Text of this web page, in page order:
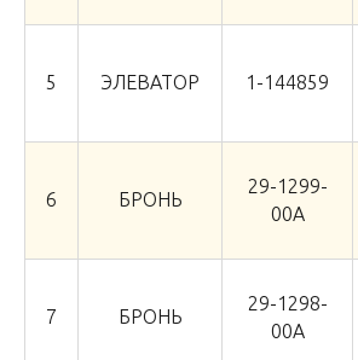
5 ЭЛЕВАТОР 1-144859
6 БРОНЬ
29-1299-
00А
7 БРОНЬ
29-1298-
00А